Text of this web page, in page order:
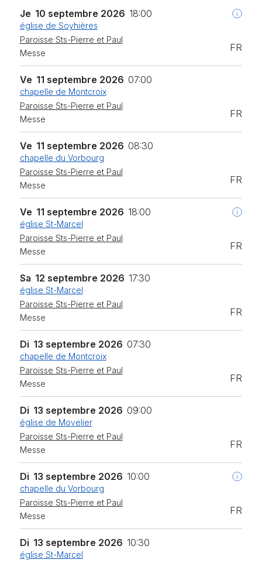
Je 10 septembre 2026 18:00
église de Soyhières
Paroisse Sts-Pierre et Paul
Messe
FR
Ve 11 septembre 2026 07:00
chapelle de Montcroix
Paroisse Sts-Pierre et Paul
Messe
FR
Ve 11 septembre 2026 08:30
chapelle du Vorbourg
Paroisse Sts-Pierre et Paul
Messe
FR
Ve 11 septembre 2026 18:00
église St-Marcel
Paroisse Sts-Pierre et Paul
Messe
FR
Sa 12 septembre 2026 17:30
église St-Marcel
Paroisse Sts-Pierre et Paul
Messe
FR
Di 13 septembre 2026 07:30
chapelle de Montcroix
Paroisse Sts-Pierre et Paul
Messe
FR
Di 13 septembre 2026 09:00
église de Movelier
Paroisse Sts-Pierre et Paul
Messe
FR
Di 13 septembre 2026 10:00
chapelle du Vorbourg
Paroisse Sts-Pierre et Paul
Messe
FR
Di 13 septembre 2026 10:30
église St-Marcel